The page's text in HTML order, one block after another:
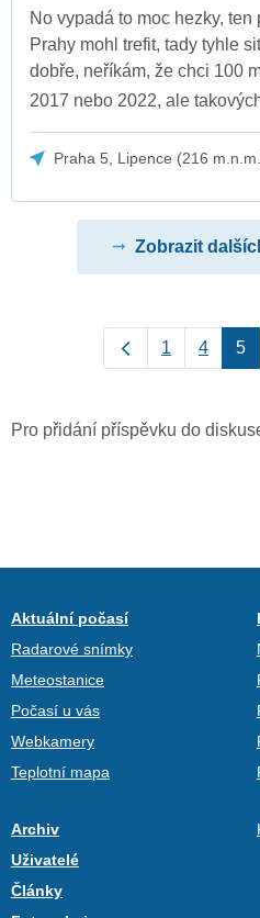
No vypadá to moc hezky,
Prahy mohl trefit, tady tyhle
dobře, neříkám, že chci 100
2017 nebo 2022, ale
Praha 5, Lipence (216
Zobrazit
1 4 5
Pro přidání příspěvku do
Aktuální počasí
Radarové snímky
Meteostanice
Počasí u vás
Webkamery
Teplotní mapa
Archiv
Uživatelé
Články